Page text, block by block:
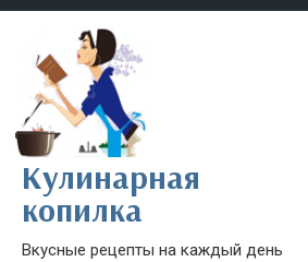
Кулинарная
копилка
Вкусные рецепты на каждый день